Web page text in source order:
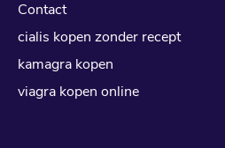
Contact
cialis kopen zonder recept
kamagra kopen
viagra kopen online